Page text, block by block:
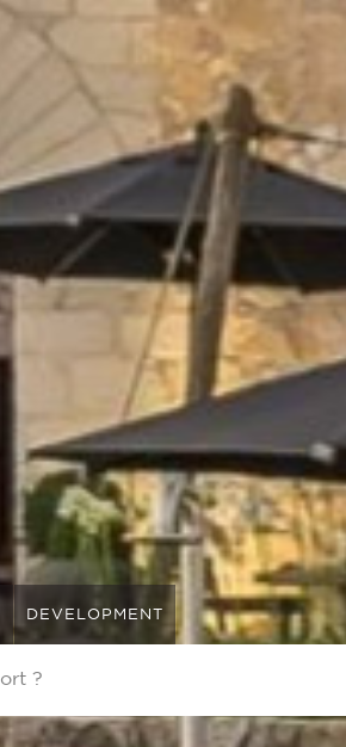
DEVELOPMENT